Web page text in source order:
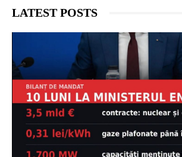
LATEST POSTS